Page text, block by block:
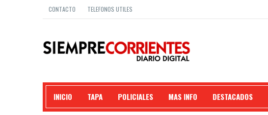
CONTACTO TELEFONOS UTILES
INICIO TAPA POLICIALES MAS INFO DESTACADOS